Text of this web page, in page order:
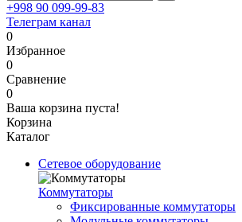
+998 90 099-99-83
Телеграм канал
0
Избранное
0
Сравнение
0
Ваша корзина пуста!
Корзина
Каталог
Сетевое оборудование
Коммутаторы
Фиксированные коммутаторы